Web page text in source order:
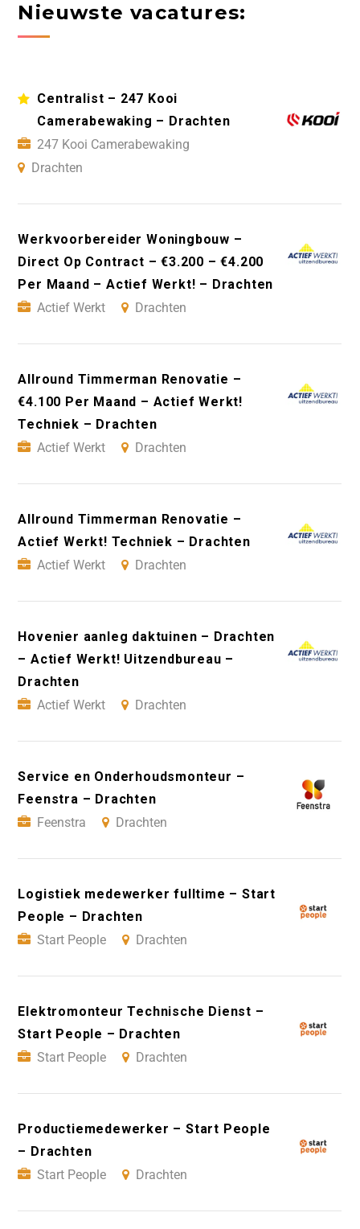
Nieuwste vacatures:
Centralist – 247 Kooi
Camerabewaking – Drachten
247 Kooi Camerabewaking
Drachten
Werkvoorbereider Woningbouw –
Direct Op Contract – €3.200 – €4.200
Per Maand – Actief Werkt! – Drachten
Actief Werkt
Drachten
Allround Timmerman Renovatie –
€4.100 Per Maand – Actief Werkt!
Techniek – Drachten
Actief Werkt
Drachten
Allround Timmerman Renovatie –
Actief Werkt! Techniek – Drachten
Actief Werkt
Drachten
Hovenier aanleg daktuinen – Drachten
– Actief Werkt! Uitzendbureau –
Drachten
Actief Werkt
Drachten
Service en Onderhoudsmonteur –
Feenstra – Drachten
Feenstra
Drachten
Logistiek medewerker fulltime – Start
People – Drachten
Start People
Drachten
Elektromonteur Technische Dienst –
Start People – Drachten
Start People
Drachten
Productiemedewerker – Start People
– Drachten
Start People
Drachten